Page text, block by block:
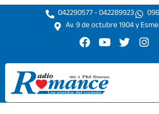
Ir
042290577 - 042289923
Av. 9 de octubre 1904 y
F
c
e
b
o
o
Y
u
t
u
b
e
T
i
r
I
s
r